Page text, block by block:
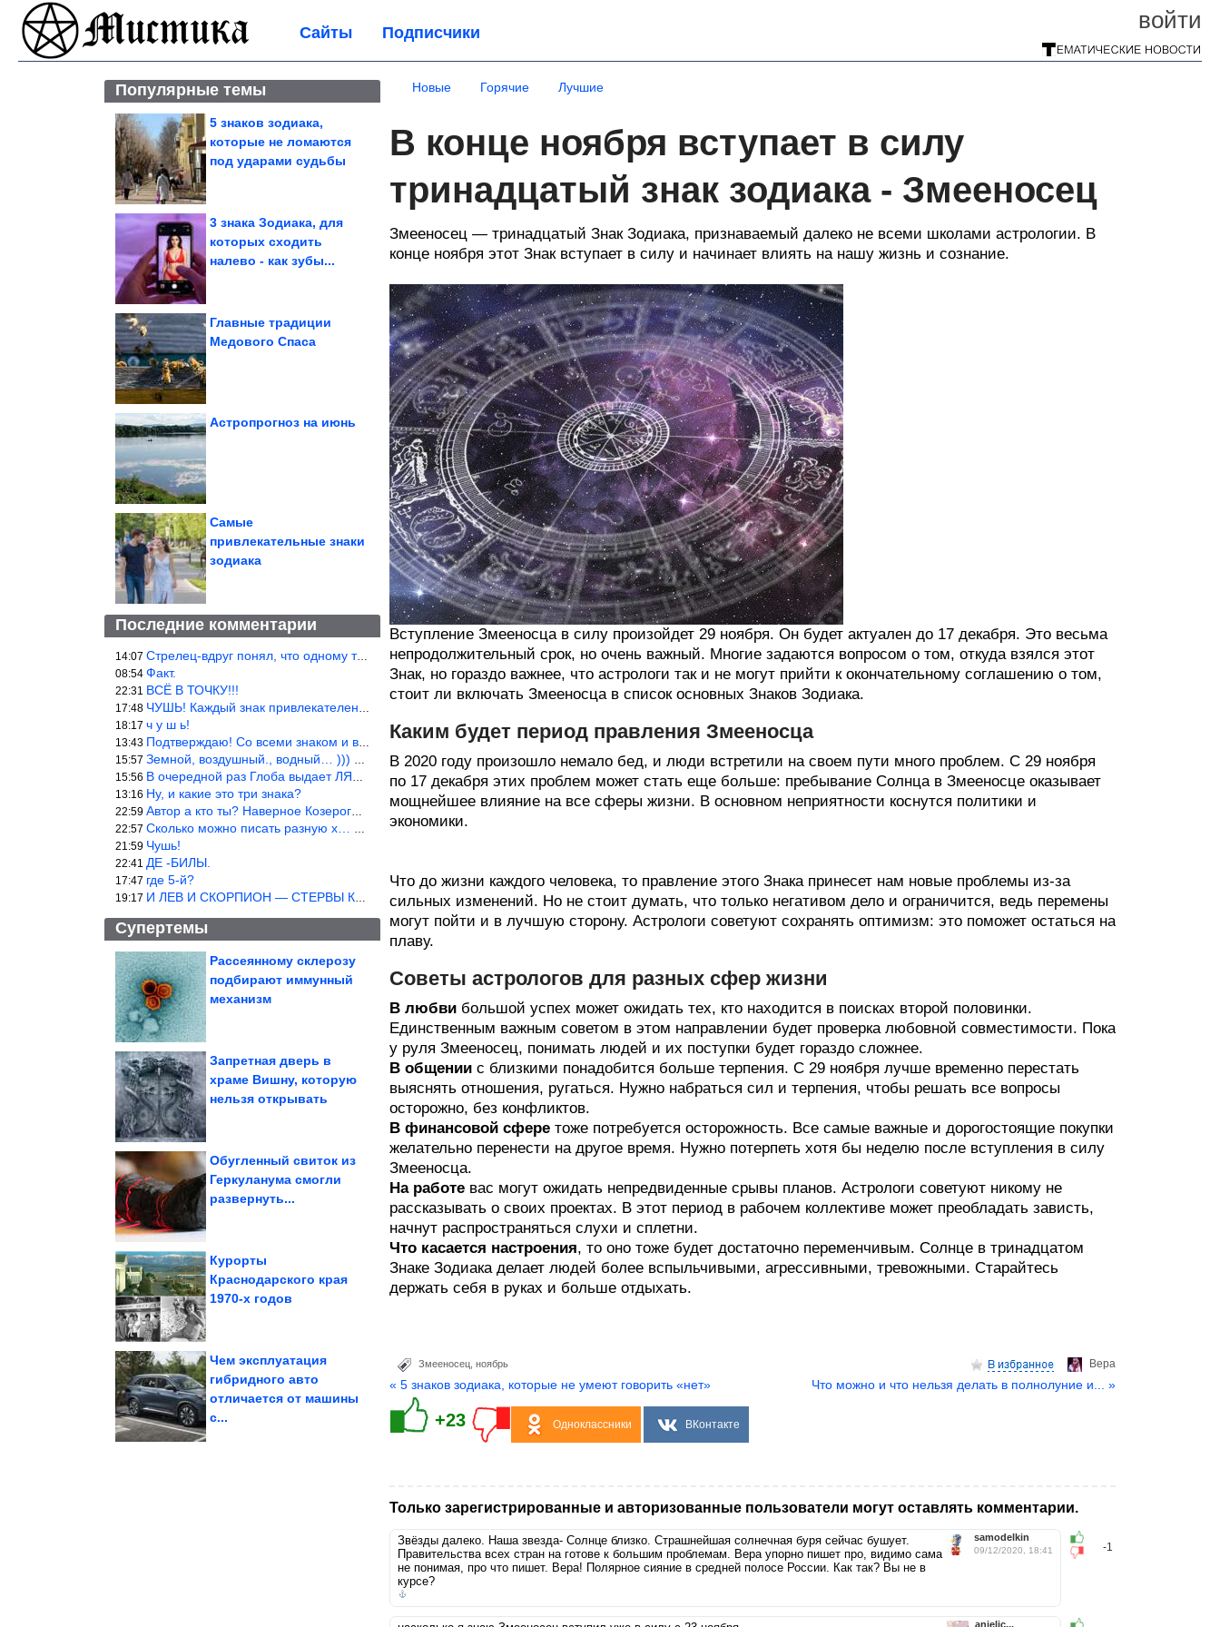
войти
Сайты Подписчики
Популярные темы
5 знаков зодиака,
которые не ломаются
под ударами судьбы
3 знака Зодиака, для
которых сходить
налево - как зубы...
Главные традиции
Медового Спаса
Астропрогноз на июнь
Самые
привлекательные знаки
зодиака
Последние комментарии
14:07 Стрелец-вдруг понял, что одному то и жить легче.
08:54 Факт.
22:31 ВСЁ В ТОЧКУ!!!
17:48 ЧУШЬ! Каждый знак привлекателен! И среди Весов, Близнецов встреч
18:17 ч у ш ь!
13:43 Подтверждаю! Со всеми знаком и все одиноки и Я )))
15:57 Земной, воздушный., водный… ))) выбери сам трех из 9 )))
15:56 В очередной раз Глоба выдает ЛЯП! А корректоры, редакторы пропус
13:16 Ну, и какие это три знака?
22:59 Автор а кто ты? Наверное Козерог… Рога жена Рыба наставила ))
22:57 Сколько можно писать разную х… йню? Автор что то обкурился?
21:59 Чушь!
22:41 ДЕ -БИЛЫ.
17:47 где 5-й?
19:17 И ЛЕВ И СКОРПИОН — СТЕРВЫ КАКИХ ЕЩЕ ПОИСКАТЬ НАДО
Супертемы
С помощью новой
поведение датчиков...
Рассеянному склерозу
подбирают иммунный
механизм
Запретная дверь в
храме Вишну, которую
нельзя открывать
Обугленный свиток из
Геркуланума смогли
развернуть...
Какие овощи легче
начинающему дачнику
Курорты
Краснодарского края
1970-х годов
нашими любимыми
Чем эксплуатация
гибридного авто
отличается от машины
с...
Новые Горячие Лучшие
В конце ноября вступает в силу
тринадцатый знак зодиака - Змееносец
Змееносец — тринадцатый Знак Зодиака, признаваемый далеко не всеми школами астрологии. В
конце ноября этот Знак вступает в силу и начинает влиять на нашу жизнь и сознание.
Вступление Змееносца в силу произойдет 29 ноября. Он будет актуален до 17 декабря. Это весьма
непродолжительный срок, но очень важный. Многие задаются вопросом о том, откуда взялся этот
Знак, но гораздо важнее, что астрологи так и не могут прийти к окончательному соглашению о том,
стоит ли включать Змееносца в список основных Знаков Зодиака.
Каким будет период правления Змееносца
В 2020 году произошло немало бед, и люди встретили на своем пути много проблем. С 29 ноября
по 17 декабря этих проблем может стать еще больше: пребывание Солнца в Змееносце оказывает
мощнейшее влияние на все сферы жизни. В основном неприятности коснутся политики и
экономики.
Что до жизни каждого человека, то правление этого Знака принесет нам новые проблемы из-за
сильных изменений. Но не стоит думать, что только негативом дело и ограничится, ведь перемены
могут пойти и в лучшую сторону. Астрологи советуют сохранять оптимизм: это поможет остаться на
плаву.
Советы астрологов для разных сфер жизни
В любви большой успех может ожидать тех, кто находится в поисках второй половинки.
Единственным важным советом в этом направлении будет проверка любовной совместимости. Пока
у руля Змееносец, понимать людей и их поступки будет гораздо сложнее.
В общении с близкими понадобится больше терпения. С 29 ноября лучше временно перестать
выяснять отношения, ругаться. Нужно набраться сил и терпения, чтобы решать все вопросы
осторожно, без конфликтов.
В финансовой сфере тоже потребуется осторожность. Все самые важные и дорогостоящие покупки
желательно перенести на другое время. Нужно потерпеть хотя бы неделю после вступления в силу
Змееносца.
На работе вас могут ожидать непредвиденные срывы планов. Астрологи советуют никому не
рассказывать о своих проектах. В этот период в рабочем коллективе может преобладать зависть,
начнут распространяться слухи и сплетни.
Что касается настроения, то оно тоже будет достаточно переменчивым. Солнце в тринадцатом
Знаке Зодиака делает людей более вспыльчивыми, агрессивными, тревожными. Старайтесь
держать себя в руках и больше отдыхать.
Верa
Змееносец ноябрь
« 5 знаков зодиака, которые не умеют говорить «нет» Что можно и что нельзя делать в полнолуние и... »
+23 Одноклассники ВКонтакте
Только зарегистрированные и авторизованные пользователи могут оставлять комментарии.
-1
samodelkin
09/12/2020, 18:41
Звёзды далеко. Наша звезда- Солнце близко. Страшнейшая солнечная буря сейчас бушует.
Правительства всех стран на готове к большим проблемам. Вера упорно пишет про, видимо сама
не понимая, про что пишет. Вера! Полярное сияние в средней полосе России. Как так? Вы не в
курсе?
anjelic...